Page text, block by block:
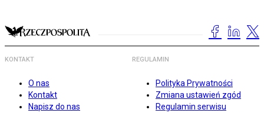
KONTAKT
O nas
Kontakt
Napisz do nas
REGULAMIN
Polityka Prywatności
Zmiana ustawień zgód
Regulamin serwisu